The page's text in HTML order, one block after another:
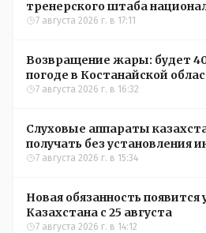
тренерского штаба
Казахстана по футболу
7 августа 2026 г. в 17:11
Возвращение жары: будет
погоде в Костанайской
7 августа 2026 г. в 16:32
Слуховые аппараты
получать без установления
7 августа 2026 г. в 15:34
Новая обязанность появится
Казахстана с 25 августа
7 августа 2026 г. в 14:12